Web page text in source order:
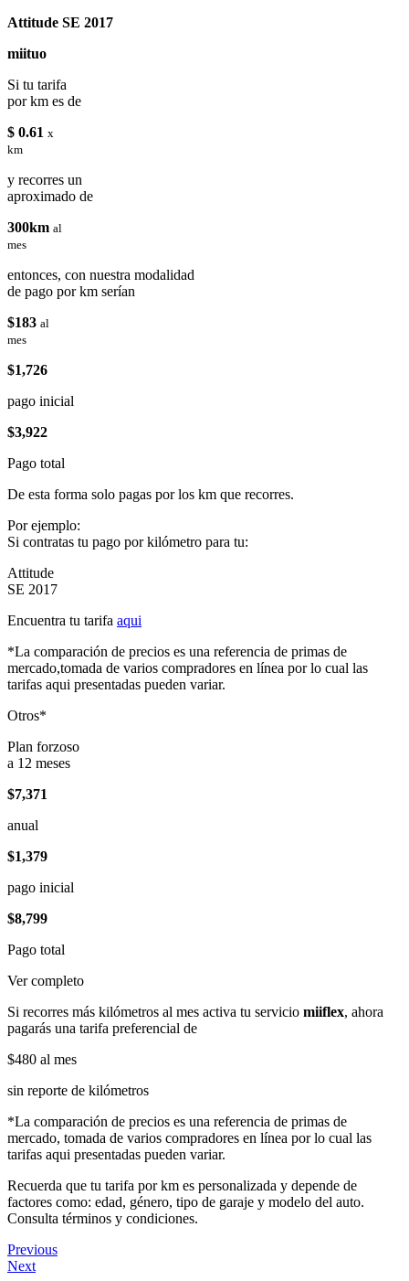
Attitude SE 2017
miituo
Si tu tarifa
por km es de
$ 0.61 x
km
y recorres un
aproximado de
300km al
mes
entonces, con nuestra modalidad
de pago por km serían
$183 al
mes
$1,726
pago inicial
$3,922
Pago total
De esta forma solo pagas por los km que recorres.
Por ejemplo:
Si contratas tu pago por kilómetro para tu:
Attitude
SE 2017
Encuentra tu tarifa aqui
*La comparación de precios es una referencia de primas de
mercado,tomada de varios compradores en línea por lo cual las
tarifas aqui presentadas pueden variar.
Otros*
Plan forzoso
a 12 meses
$7,371
anual
$1,379
pago inicial
$8,799
Pago total
Ver completo
Si recorres más kilómetros al mes activa tu servicio miiflex, ahora
pagarás una tarifa preferencial de
$480 al mes
sin reporte de kilómetros
*La comparación de precios es una referencia de primas de
mercado, tomada de varios compradores en línea por lo cual las
tarifas aqui presentadas pueden variar.
Recuerda que tu tarifa por km es personalizada y depende de
factores como: edad, género, tipo de garaje y modelo del auto.
Consulta términos y condiciones.
Previous
Next